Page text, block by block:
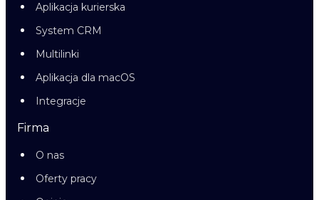
Aplikacja kurierska
System CRM
Multilinki
Aplikacja dla macOS
Integracje
Firma
O nas
Oferty pracy